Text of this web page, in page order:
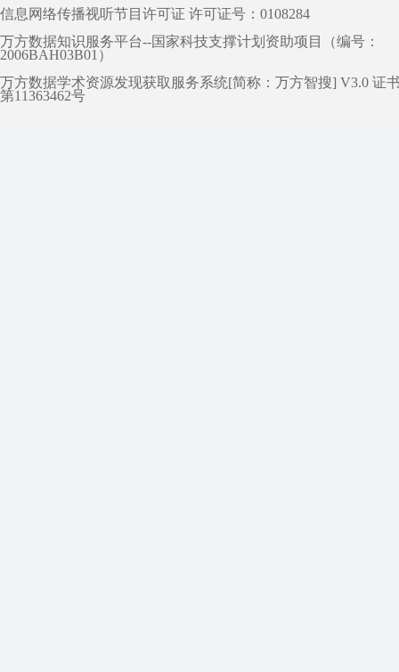
信息网络传播视听节目许可证 许可证号：0108284
万方数据知识服务平台--国家科技支撑计划资助项目（编号：
2006BAH03B01）
万方数据学术资源发现获取服务系统[简称：万方智搜] V3.0 证
第11363462号